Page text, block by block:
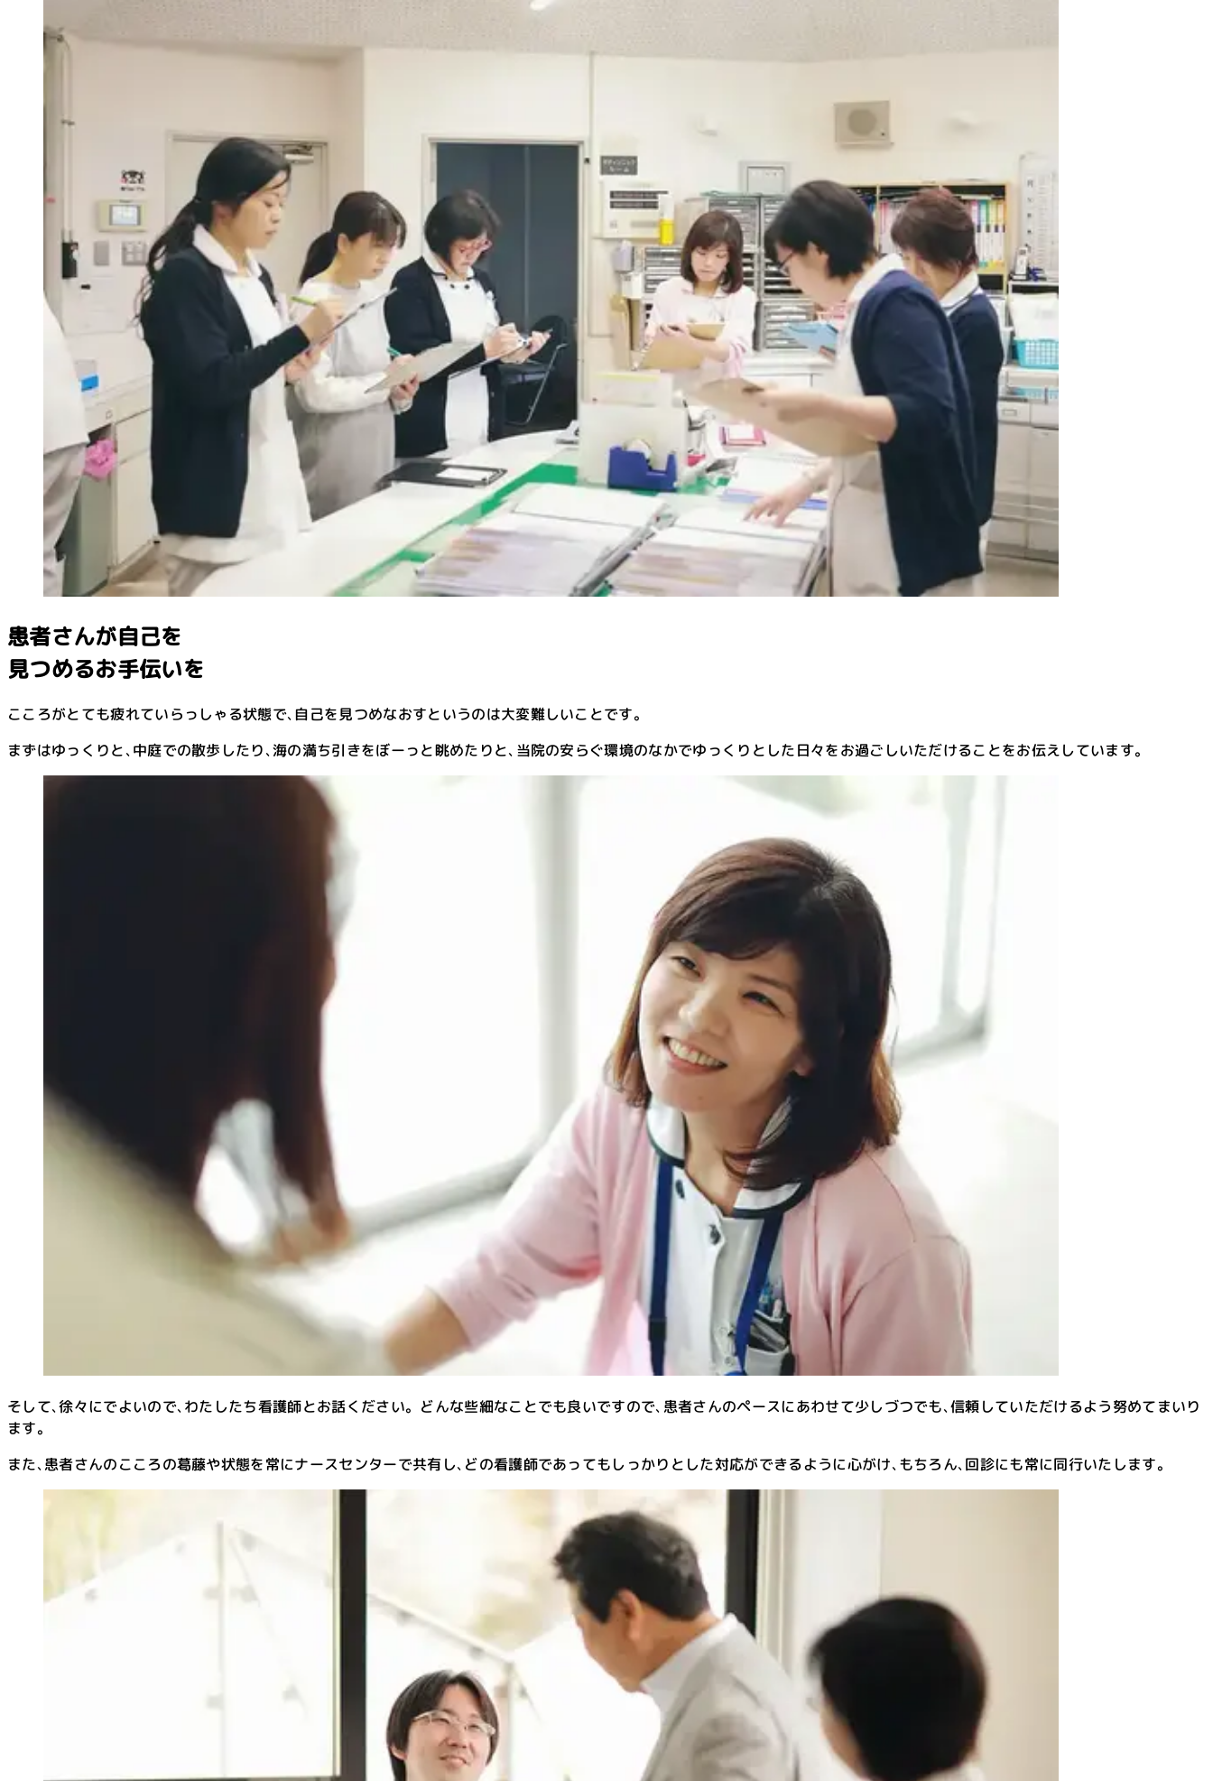
患者さんが自己を
見つめるお手伝いを
こころがとても疲れていらっしゃる状態で､自己を見つめなおすというのは大変難しいことです。
まずはゆっくりと､中庭での散歩したり､海の満ち引きをぼーっと眺めたりと､当院の安らぐ環境のなかでゆっくりとした日々をお過ごしいただけることをお伝えしています。
そして､徐々にでよいので､わたしたち看護師とお話ください。どんな些細なことでも良いですので､患者さんのペースにあわせて少しづつでも､信頼していただけるよう努めてまいり
ます。
また､患者さんのこころの葛藤や状態を常にナースセンターで共有し､どの看護師であってもしっかりとした対応ができるように心がけ､もちろん､回診にも常に同行いたします。